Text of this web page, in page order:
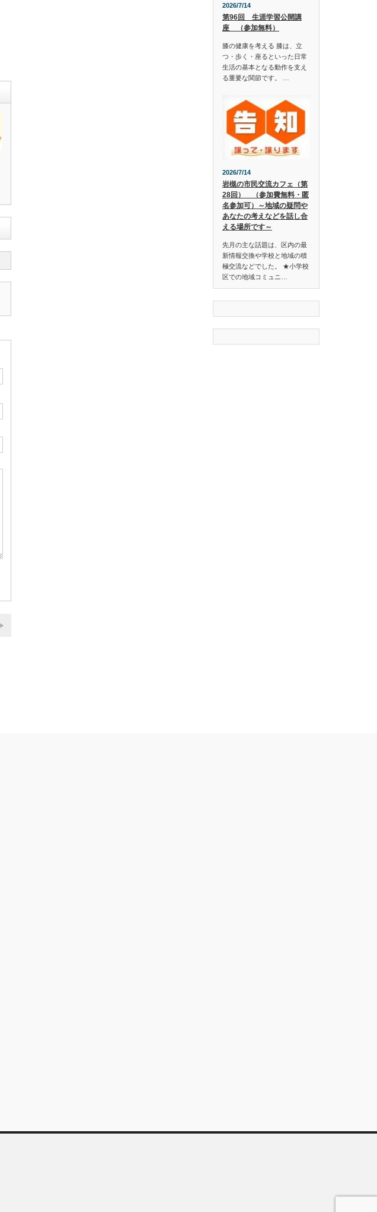
2026/7/14
第96回 生涯学習公開講
座 （参加無料）
膝の健康を考える 膝は、立
つ・歩く・座るといった日常
生活の基本となる動作を支え
る重要な関節です。 …
2026/7/14
岩槻の市民交流カフェ（第
28回） （参加費無料・匿
名参加可）～地域の疑問や
あなたの考えなどを話し合
える場所です～
先月の主な話題は、区内の最
新情報交換や学校と地域の積
極交流などでした。 ★小学校
区での地域コミュニ…